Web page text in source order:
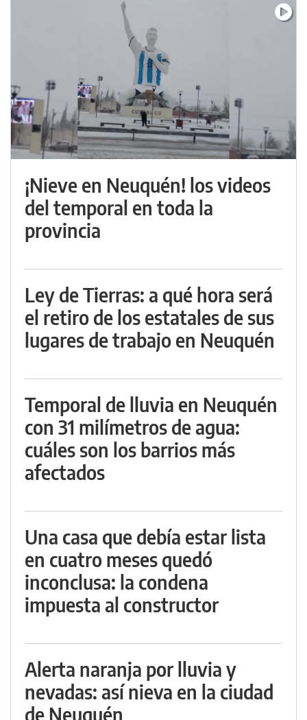
¡Nieve en Neuquén! los videos
del temporal en toda la
provincia
Ley de Tierras: a qué hora será
el retiro de los estatales de sus
lugares de trabajo en Neuquén
Temporal de lluvia en Neuquén
con 31 milímetros de agua:
cuáles son los barrios más
afectados
Una casa que debía estar lista
en cuatro meses quedó
inconclusa: la condena
impuesta al constructor
Alerta naranja por lluvia y
nevadas: así nieva en la ciudad
de Neuquén